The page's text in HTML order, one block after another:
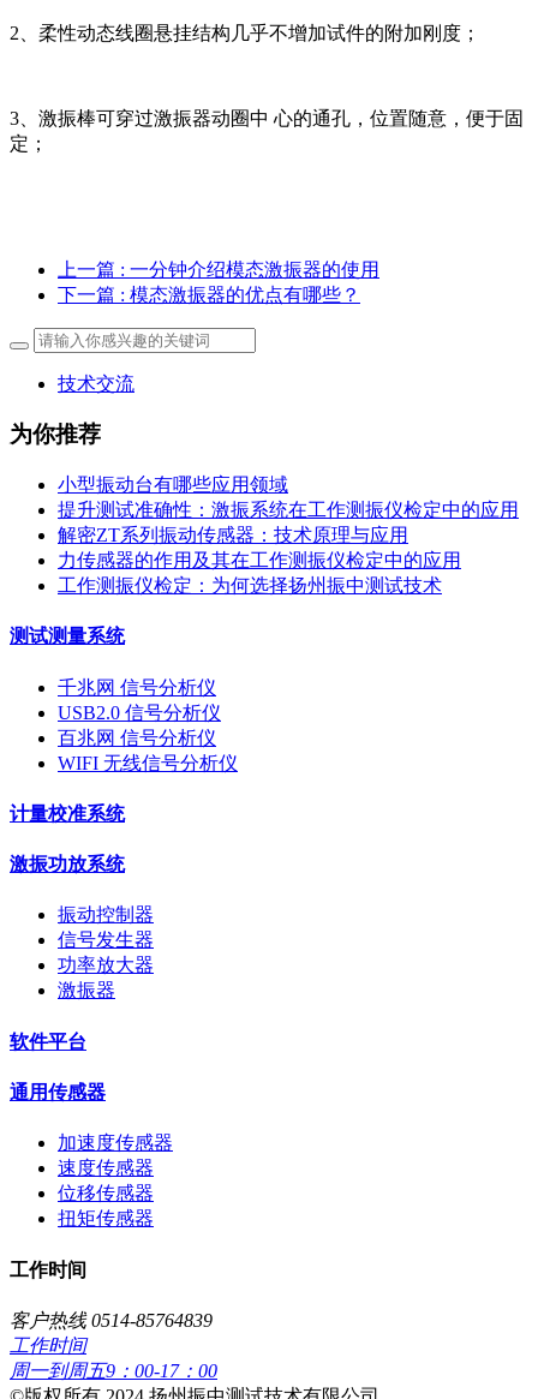
2、柔性动态线圈悬挂结构几乎不增加试件的附加刚度；
3、激振棒可穿过激振器动圈中 心的通孔，位置随意，便于固
定；
上一篇 : 一分钟介绍模态激振器的使用
下一篇 : 模态激振器的优点有哪些？
技术交流
为你推荐
小型振动台有哪些应用领域
提升测试准确性：激振系统在工作测振仪检定中的应用
解密ZT系列振动传感器：技术原理与应用
力传感器的作用及其在工作测振仪检定中的应用
工作测振仪检定：为何选择扬州振中测试技术
测试测量系统
千兆网 信号分析仪
USB2.0 信号分析仪
百兆网 信号分析仪
WIFI 无线信号分析仪
计量校准系统
激振功放系统
振动控制器
信号发生器
功率放大器
激振器
软件平台
通用传感器
加速度传感器
速度传感器
位移传感器
扭矩传感器
工作时间
客户热线 0514-85764839
工作时间
周一到周五9：00-17：00